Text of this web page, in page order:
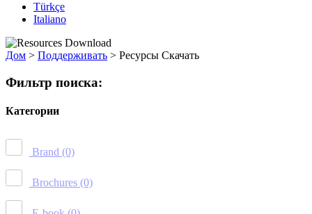
Türkçe
Italiano
Дом > Поддерживать > Ресурсы Скачать
Фильтр поиска:
Категории
Brand (0)
Brochures (0)